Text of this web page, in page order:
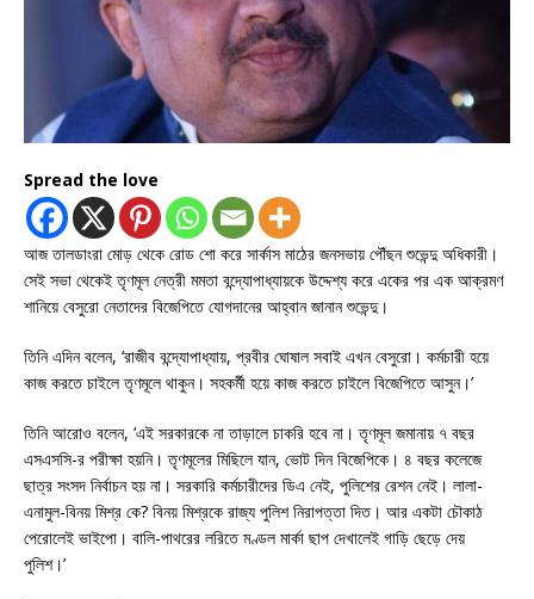
Spread the love
আজ তালডাংরা মোড় থেকে রোড শো করে সার্কাস মাঠের জনসভায় পৌঁছন শুভেন্দু অধিকারী।
সেই সভা থেকেই তৃণমূল নেত্রী মমতা বন্দ্যোপাধ্যায়কে উদ্দেশ্য করে একের পর এক আক্রমণ
শানিয়ে বেসুরো নেতাদের বিজেপিতে যোগদানের আহ্বান জানান শুভেন্দু।
তিনি এদিন বলেন, ‘রাজীব বন্দ্যোপাধ্যায়, প্রবীর ঘোষাল সবাই এখন বেসুরো। কর্মচারী হয়ে
কাজ করতে চাইলে তৃণমূলে থাকুন। সহকর্মী হয়ে কাজ করতে চাইলে বিজেপিতে আসুন।’
তিনি আরোও বলেন, ‘এই সরকারকে না তাড়ালে চাকরি হবে না। তৃণমূল জমানায় ৭ বছর
এসএসসি-র পরীক্ষা হয়নি। তৃণমূলের মিছিলে যান, ভোট দিন বিজেপিকে। ৪ বছর কলেজে
ছাত্র সংসদ নির্বাচন হয় না। সরকারি কর্মচারীদের ডিএ নেই, পুলিশের রেশন নেই। লালা-
এনামুল-বিনয় মিশ্র কে? বিনয় মিশ্রকে রাজ্য পুলিশ নিরাপত্তা দিত। আর একটা চৌকাঠ
পেরোলেই ভাইপো। বালি-পাথরের লরিতে মণ্ডল মার্কা ছাপ দেখালেই গাড়ি ছেড়ে দেয়
পুলিশ।’